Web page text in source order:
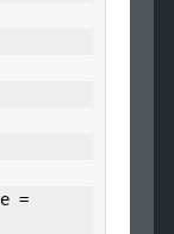
=